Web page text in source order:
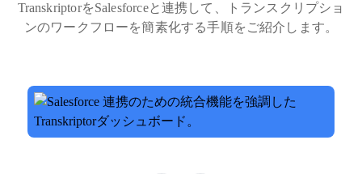
TranskriptorをSalesforceと連携して、トランスクリプショ
ンのワークフローを簡素化する手順をご紹介します。